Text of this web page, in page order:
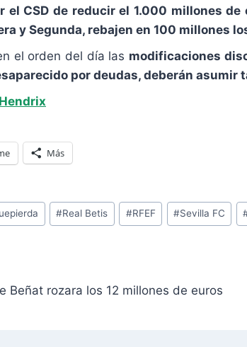
CSD de reducir el 1.000 millones
y Segunda, rebajen en 100 millones
el orden del día las modificaciones
por deudas, deberán asumir
Más
#Real Betis #RFEF #Sevilla FC
Beñat rozara los 12 millones de euros